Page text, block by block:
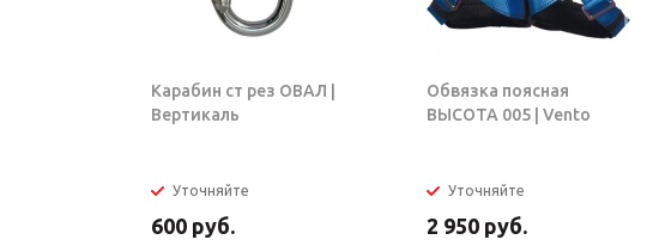
Карабин ст рез ОВАЛ |
Вертикаль
Уточняйте
600 руб.
Обвязка поясная
ВЫСОТА 005 | Vento
Уточняйте
2 950 руб.